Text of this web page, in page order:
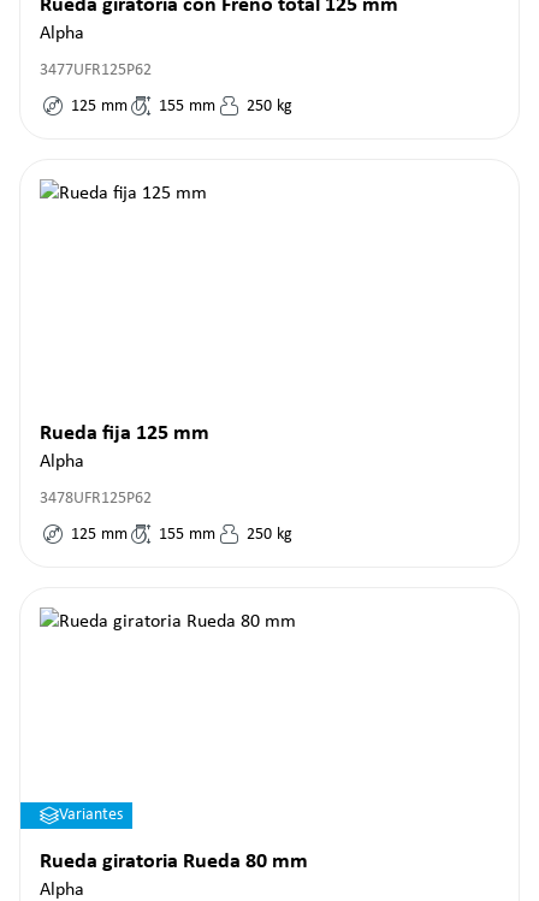
Rueda giratoria con Freno total 125 mm
Alpha
3477UFR125P62
125 mm 155 mm 250 kg
Rueda fija 125 mm
Alpha
3478UFR125P62
125 mm 155 mm 250 kg
Variantes
Rueda giratoria Rueda 80 mm
Alpha